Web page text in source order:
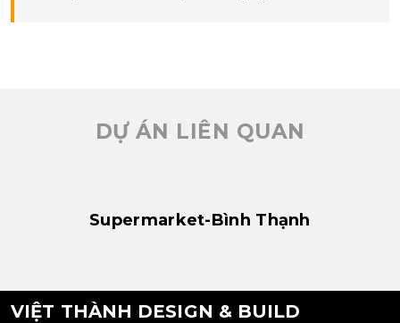
DỰ ÁN LIÊN QUAN
Supermarket-Bình Thạnh
VIỆT THÀNH DESIGN & BUILD